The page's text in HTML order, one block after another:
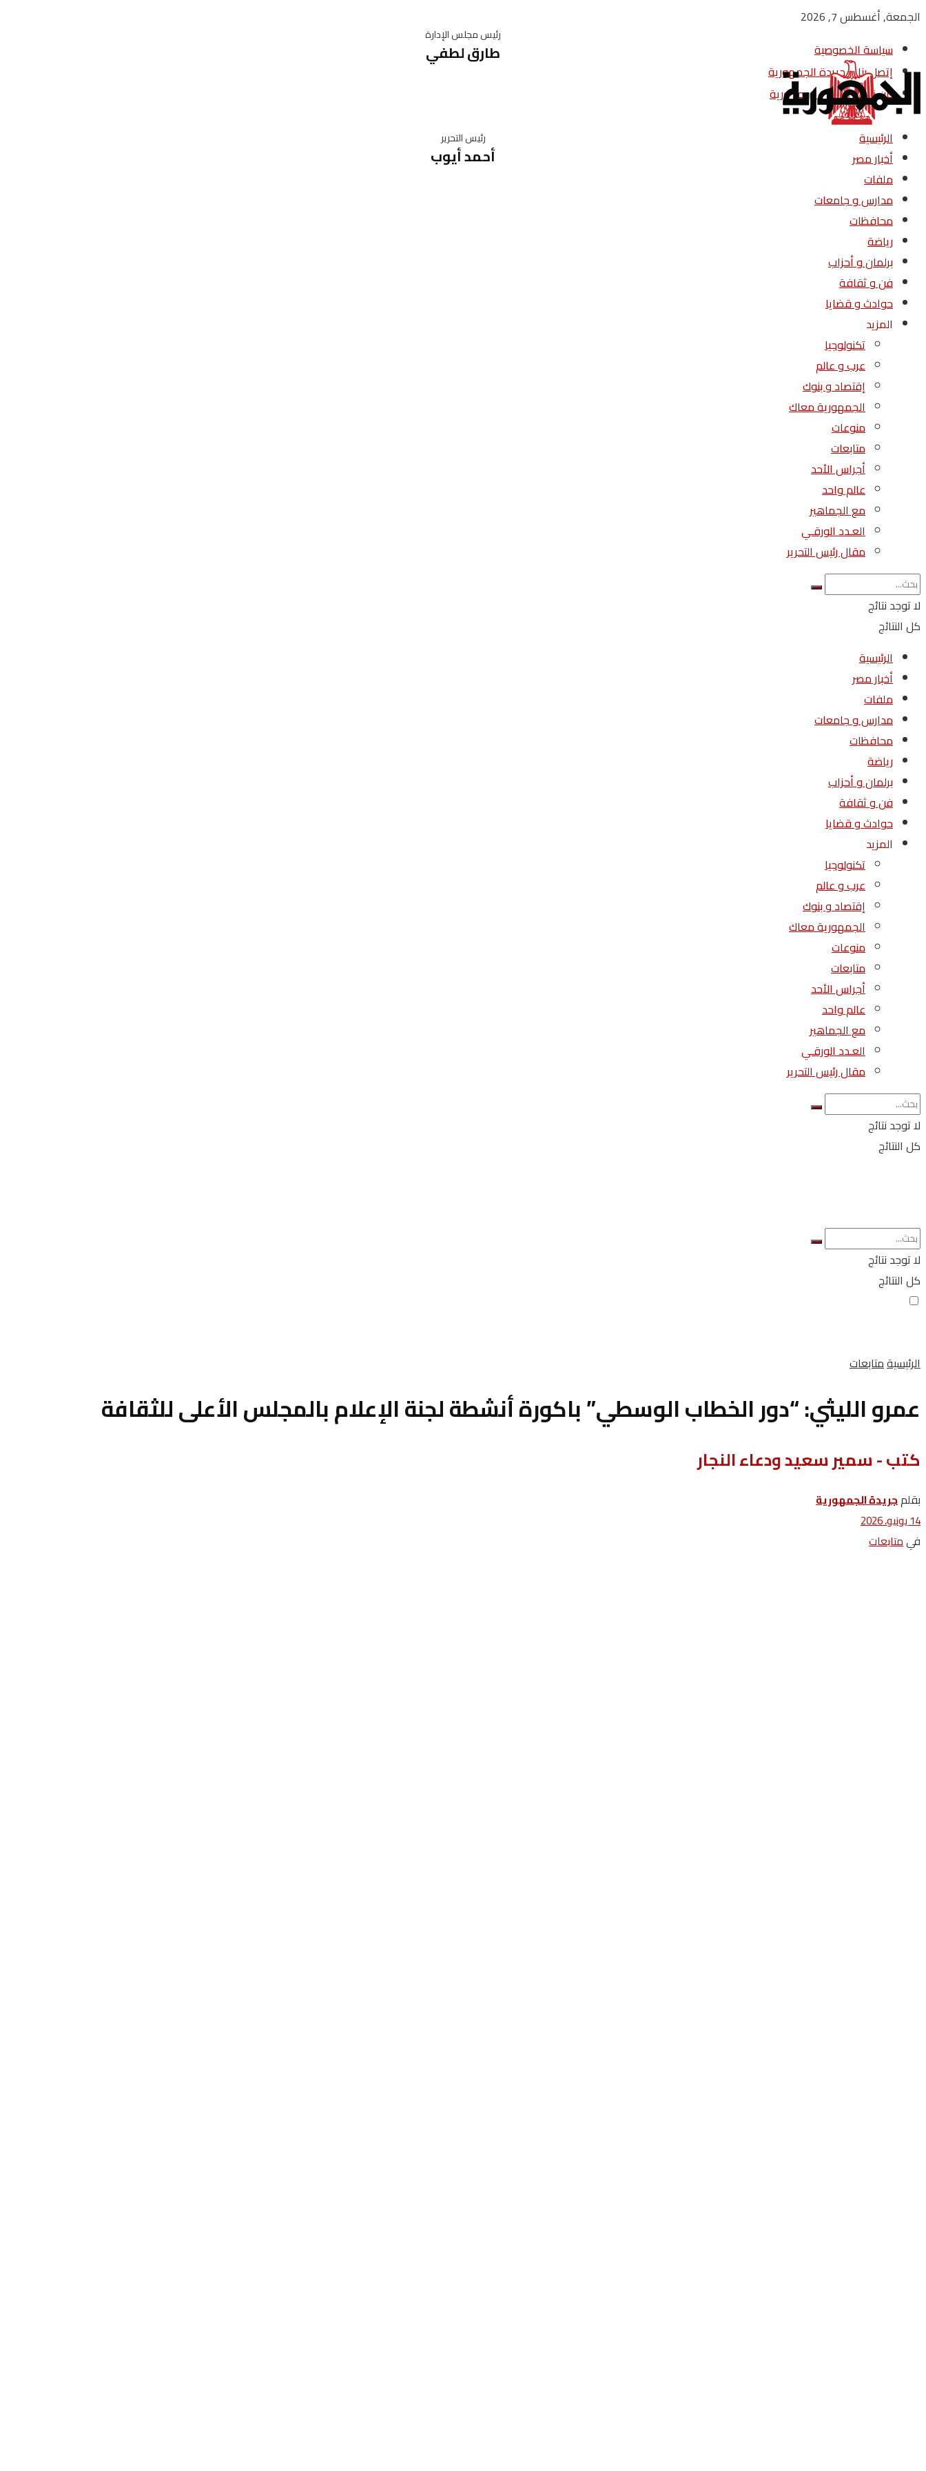
الجمعة, أغسطس 7, 2026
سياسة الخصوصية
إتصل بنا – جريدة الجمهورية
من نحن – جريدة الجمهورية
رئيس مجلس الإدارة
طارق لطفي
رئيس التحرير
أحمد أيوب
الرئيسية
أخبار مصر
ملفات
مدارس و جامعات
محافظات
رياضة
برلمان و أحزاب
فن و ثقافة
حوادث و قضايا
المزيد
تكنولوجيا
عرب و عالم
إقتصاد و بنوك
الجمهورية معاك
منوعات
متابعات
أجراس الأحد
عالم واحد
مع الجماهير
العـدد الورقـي
مقال رئيس التحرير
لا توجد نتائج
كل النتائج
الرئيسية
أخبار مصر
ملفات
مدارس و جامعات
محافظات
رياضة
برلمان و أحزاب
فن و ثقافة
حوادث و قضايا
المزيد
تكنولوجيا
عرب و عالم
إقتصاد و بنوك
الجمهورية معاك
منوعات
متابعات
أجراس الأحد
عالم واحد
مع الجماهير
العـدد الورقـي
مقال رئيس التحرير
لا توجد نتائج
كل النتائج
لا توجد نتائج
كل النتائج
الرئيسيةمتابعات
عمرو الليثي: “دور الخطاب الوسطي” باكورة أنشطة لجنة الإعلام بالمجلس الأعلى للثقافة
كتب - سمير سعيد ودعاء النجار
بقلمجريدة الجمهورية
14 يونيو، 2026
فيمتابعات